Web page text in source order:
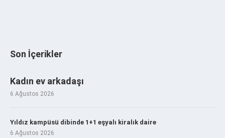
Son İçerikler
Kadın ev arkadaşı
6 Ağustos 2026
Yıldız kampüsü dibinde 1+1 eşyalı kiralık daire
6 Ağustos 2026